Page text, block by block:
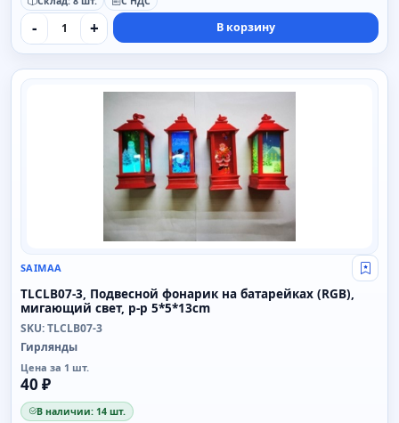
- + В корзину
SAIMAA
SAIMAA Свой
TLCLB07-3, Подвесной фонарик на батарейках (RGB),
мигающий свет, р-р 5*5*13cm
SKU: TLCLB07-3
Гирлянды
Цена за 1 шт.
40 ₽
В наличии: 14 шт.